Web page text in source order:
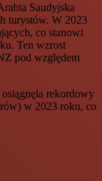
Saudyjska
turystów. W 2023
co stanowi
Ten wzrost
pod względem
rekordowy
w 2023 roku, co